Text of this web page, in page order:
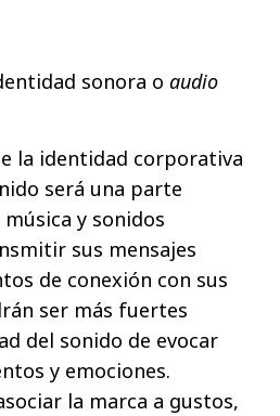
sonora o audio
la identidad corporativa
será una parte
y sonidos
sus mensajes
de conexión con sus
ser más fuertes
del sonido de evocar
y emociones.
la marca a gustos,